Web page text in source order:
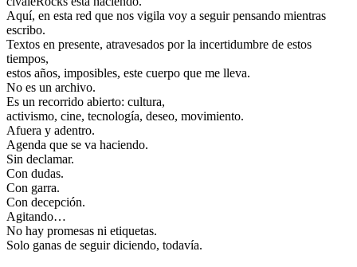
Aquí, en esta red que nos vigila voy a seguir pensando mientras
escribo.
Textos en presente, atravesados por la incertidumbre de estos
tiempos,
estos años, imposibles, este cuerpo que me lleva.
No es un archivo.
Es un recorrido abierto: cultura,
activismo, cine, tecnología, deseo, movimiento.
Afuera y adentro.
Agenda que se va haciendo.
Sin declamar.
Con dudas.
Con garra.
Con decepción.
Agitando…
No hay promesas ni etiquetas.
Solo ganas de seguir diciendo, todavía.